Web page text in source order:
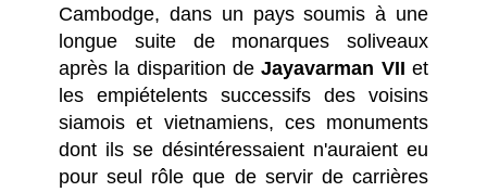
Cambodge, dans un pays soumis à une
longue suite de monarques soliveaux
après la disparition deJayavarman VIIet
les empiételents successifs des voisins
siamois et vietnamiens, ces monuments
dont ils se désintéressaient n'auraient eu
pour seul rôle que de servir de carrières